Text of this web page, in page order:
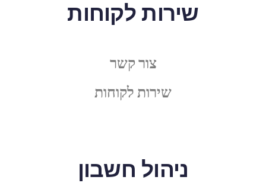
שירות לקוחות
צור קשר
שירות לקוחות
ניהול חשבון